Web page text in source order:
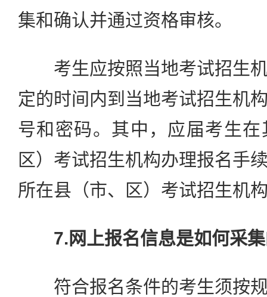
集和确认并通过资格审核。
考生应按照当地考试招生机
定的时间内到当地考试招生机
号和密码。其中，应届考生
区）考试招生机构办理报名手
所在县（市、区）考试招生机
7.网上报名信息是如何采
符合报名条件的考生须按规